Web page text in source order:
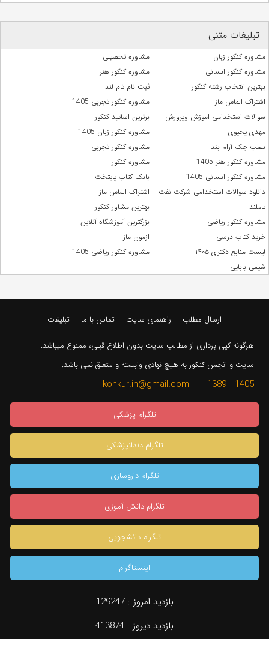
نظرات (0)
تبلیغات متنی
مشاوره کنکور زبان
مشاوره تحصیلی
مشاوره کنکور انسانی
مشاوره کنکور هنر
بهترین انتخاب رشته کنکور
ثبت نام تام لند
اشتراک الماس ماز
مشاوره کنکور تجربی 1405
سوالات استخدامی اموزش وپرورش
برترین اساتید کنکور
مهدی یحیوی
مشاوره کنکور زبان 1405
نصب جک آرام بند
مشاوره کنکور تجربی
مشاوره کنکور هنر 1405
مشاوره کنکور
مشاوره کنکور انسانی 1405
بانک کتاب پایتخت
دانلود سوالات استخدامی شرکت نفت
اشتراک الماس ماز
تاملند
بهترین مشاور کنکور
مشاوره کنکور ریاضی
بزرگترین آموزشگاه آنلاین
خرید کتاب درسی
ازمون ماز
لیست منابع دکتری ۱۴۰۵
مشاوره کنکور ریاضی 1405
شیمی بابایی
ارسال مطلب راهنمای سایت تماس با ما تبلیغات
هرگونه کپی برداری از مطالب سایت بدون اطلاع قبلی، ممنوع میباشد.
سایت و انجمن کنکور به هیچ نهادی وابسته و متعلق نمی باشد.
1405 - 1389 konkur.in@gmail.com
تلگرام پزشکی
تلگرام دندانپزشکی
تلگرام داروسازی
تلگرام دانش آموزی
تلگرام دانشجویی
اینستاگرام
بازدید امروز :129247
بازدید دیروز : 413874